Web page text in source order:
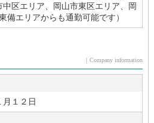
区エリア、岡山市東区エリア、岡
備エリアからも通勤可能です）
｜Company information
月１２日